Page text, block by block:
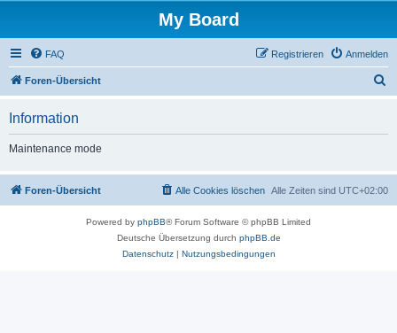
My Board
FAQ Anmelden
Registrieren
Foren-Übersicht
Information
Maintenance mode
Foren-Übersicht Alle Zeiten sind UTC+02:00
Alle Cookies löschen
Powered by phpBB® Forum Software © phpBB Limited
Deutsche Übersetzung durch phpBB.de
Datenschutz| Nutzungsbedingungen